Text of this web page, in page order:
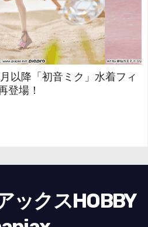
以降「初音ミク」水着フィ
登場！
ックスHOBBY